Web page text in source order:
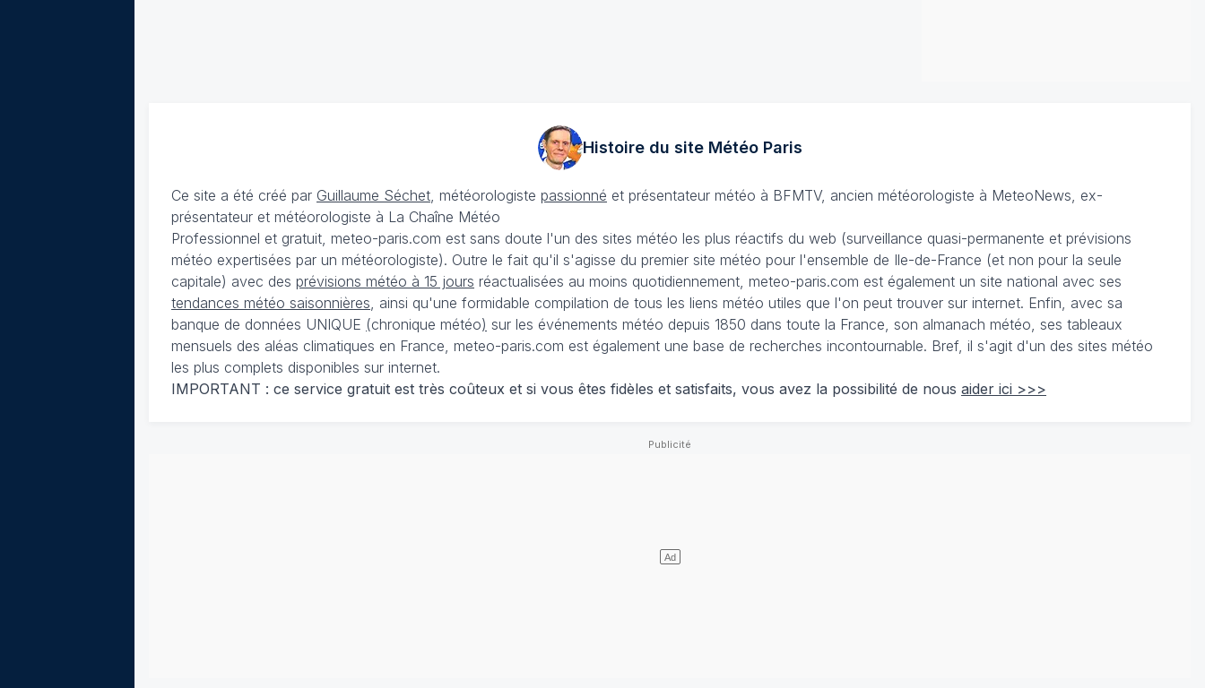
Histoire du site MétéoParis
Ce site a été créé par Guillaume Séchet , météorologiste passionné et présentateur météo à BFMTV, ancien météorologiste à MeteoNews, ex-
présentateur et météorologiste à La Chaîne Météo
Professionnel et gratuit, meteo-paris.com est sans doute l'un des sites météo les plus réactifs du web (surveillance quasi-permanente et prévisions
météo expertisées par un météorologiste). Outre le fait qu'il s'agisse du premier site météo pour l'ensemble de Ile-de-France (et non pour la seule
capitale) avec des prévisions météo à 15 jours réactualisées au moins quotidiennement, meteo-paris.com est également un site national avec ses
tendances météo saisonnières , ainsi qu'une formidable compilation de tous les liens météo utiles que l'on peut trouver sur internet. Enfin, avec sa
banque de données UNIQUE (chronique météo) sur les événements météo depuis 1850 dans toute la France, son almanach météo, ses tableaux
mensuels des aléas climatiques en France, meteo-paris.com est également une base de recherches incontournable. Bref, il s'agit d'un des sites météo
les plus complets disponibles sur internet.
IMPORTANT : ce service gratuit est très coûteux et si vous êtes fidèles et satisfaits, vous avez la possibilité de nous aider ici >>>